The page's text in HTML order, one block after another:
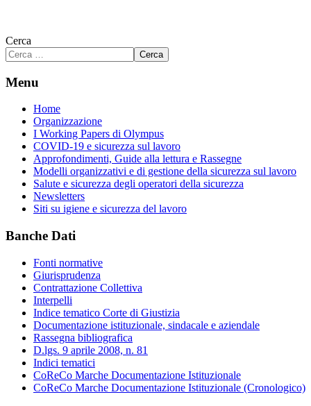
Cerca
Cerca
Menu
Home
Organizzazione
I Working Papers di Olympus
COVID-19 e sicurezza sul lavoro
Approfondimenti, Guide alla lettura e Rassegne
Modelli organizzativi e di gestione della sicurezza sul lavoro
Salute e sicurezza degli operatori della sicurezza
Newsletters
Siti su igiene e sicurezza del lavoro
Banche Dati
Fonti normative
Giurisprudenza
Contrattazione Collettiva
Interpelli
Indice tematico Corte di Giustizia
Documentazione istituzionale, sindacale e aziendale
Rassegna bibliografica
D.lgs. 9 aprile 2008, n. 81
Indici tematici
CoReCo Marche Documentazione Istituzionale
CoReCo Marche Documentazione Istituzionale (Cronologico)